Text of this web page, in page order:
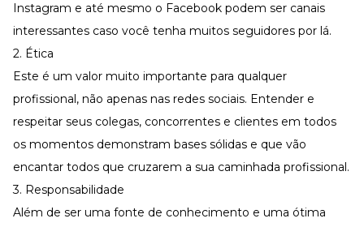
Newsletters
Instagram e até mesmo o Facebook podem ser canais
interessantes caso você tenha muitos seguidores por lá.
2. Ética
Este é um valor muito importante para qualquer
profissional, não apenas nas redes sociais. Entender e
respeitar seus colegas, concorrentes e clientes em todos
os momentos demonstram bases sólidas e que vão
encantar todos que cruzarem a sua caminhada profissional.
3. Responsabilidade
Além de ser uma fonte de conhecimento e uma ótima